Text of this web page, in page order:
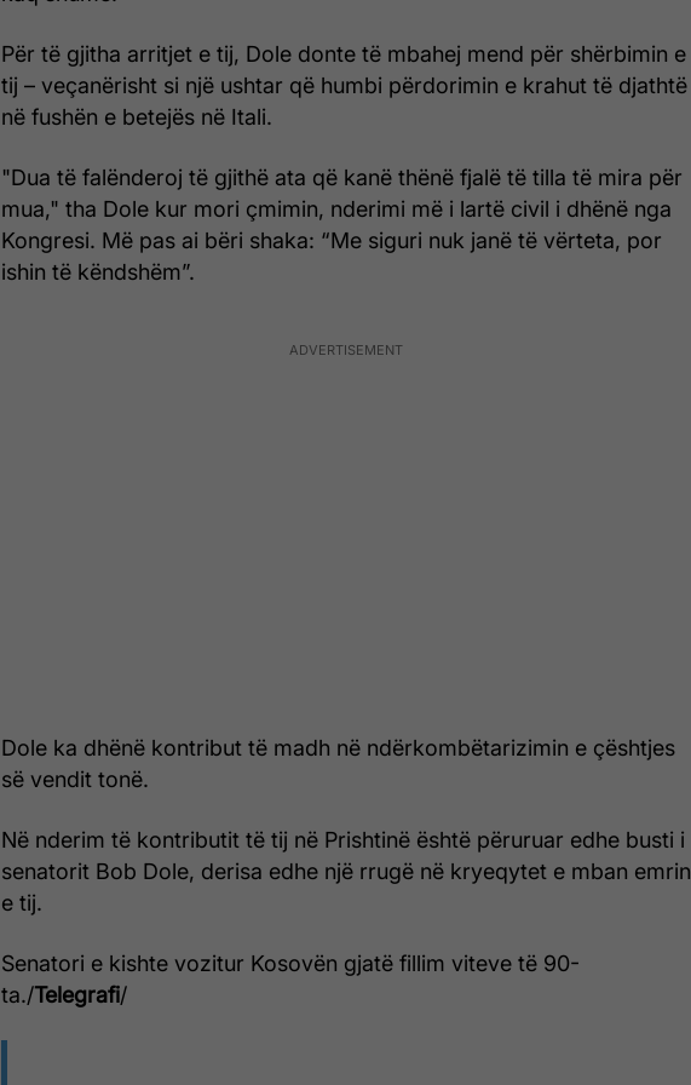
Për të gjitha arritjet e tij, Dole donte të mbahej mend për shërbimin e
tij – veçanërisht si një ushtar që humbi përdorimin e krahut të djathtë
në fushën e betejës në Itali.
"Dua të falënderoj të gjithë ata që kanë thënë fjalë të tilla të mira për
mua," tha Dole kur mori çmimin, nderimi më i lartë civil i dhënë nga
Kongresi. Më pas ai bëri shaka: “Me siguri nuk janë të vërteta, por
ishin të këndshëm”.
Dole ka dhënë kontribut të madh në ndërkombëtarizimin e çështjes
së vendit tonë.
Në nderim të kontributit të tij në Prishtinë është përuruar edhe busti i
senatorit Bob Dole, derisa edhe një rrugë në kryeqytet e mban emrin
e tij.
Senatori e kishte vozitur Kosovën gjatë fillim viteve të 90-
ta./Telegrafi/